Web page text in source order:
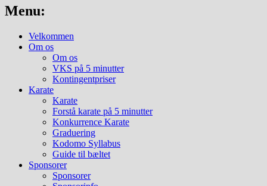
Menu:
Velkommen
Om os
Om os
VKS på 5 minutter
Kontingentpriser
Karate
Karate
Forstå karate på 5 minutter
Konkurrence Karate
Graduering
Kodomo Syllabus
Guide til bæltet
Sponsorer
Sponsorer